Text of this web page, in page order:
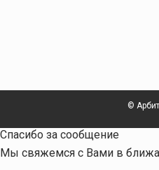
©
Спасибо за сообщение
Мы свяжемся с Вами в